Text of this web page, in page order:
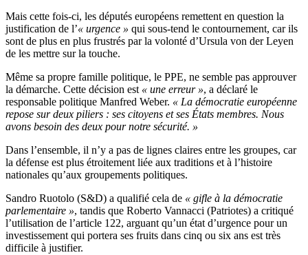
Mais cette fois-ci, les députés européens remettent en question la
justification de l’« urgence » qui sous-tend le contournement, car ils
sont de plus en plus frustrés par la volonté d’Ursula von der Leyen
de les mettre sur la touche.
Même sa propre famille politique, le PPE, ne semble pas approuver
la démarche. Cette décision est « une erreur », a déclaré le
responsable politique Manfred Weber. « La démocratie européenne
repose sur deux piliers : ses citoyens et ses États membres. Nous
avons besoin des deux pour notre sécurité. »
Dans l’ensemble, il n’y a pas de lignes claires entre les groupes, car
la défense est plus étroitement liée aux traditions et à l’histoire
nationales qu’aux groupements politiques.
Sandro Ruotolo (S&D) a qualifié cela de « gifle à la démocratie
parlementaire », tandis que Roberto Vannacci (Patriotes) a critiqué
l’utilisation de l’article 122, arguant qu’un état d’urgence pour un
investissement qui portera ses fruits dans cinq ou six ans est très
difficile à justifier.